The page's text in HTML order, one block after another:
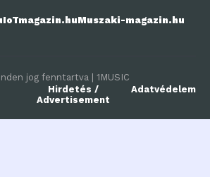
IoTmagazin.huMuszaki-magazin.hu
jog fenntartva | 1MUSIC
Hirdetés /
Advertisement
Adatvédelem